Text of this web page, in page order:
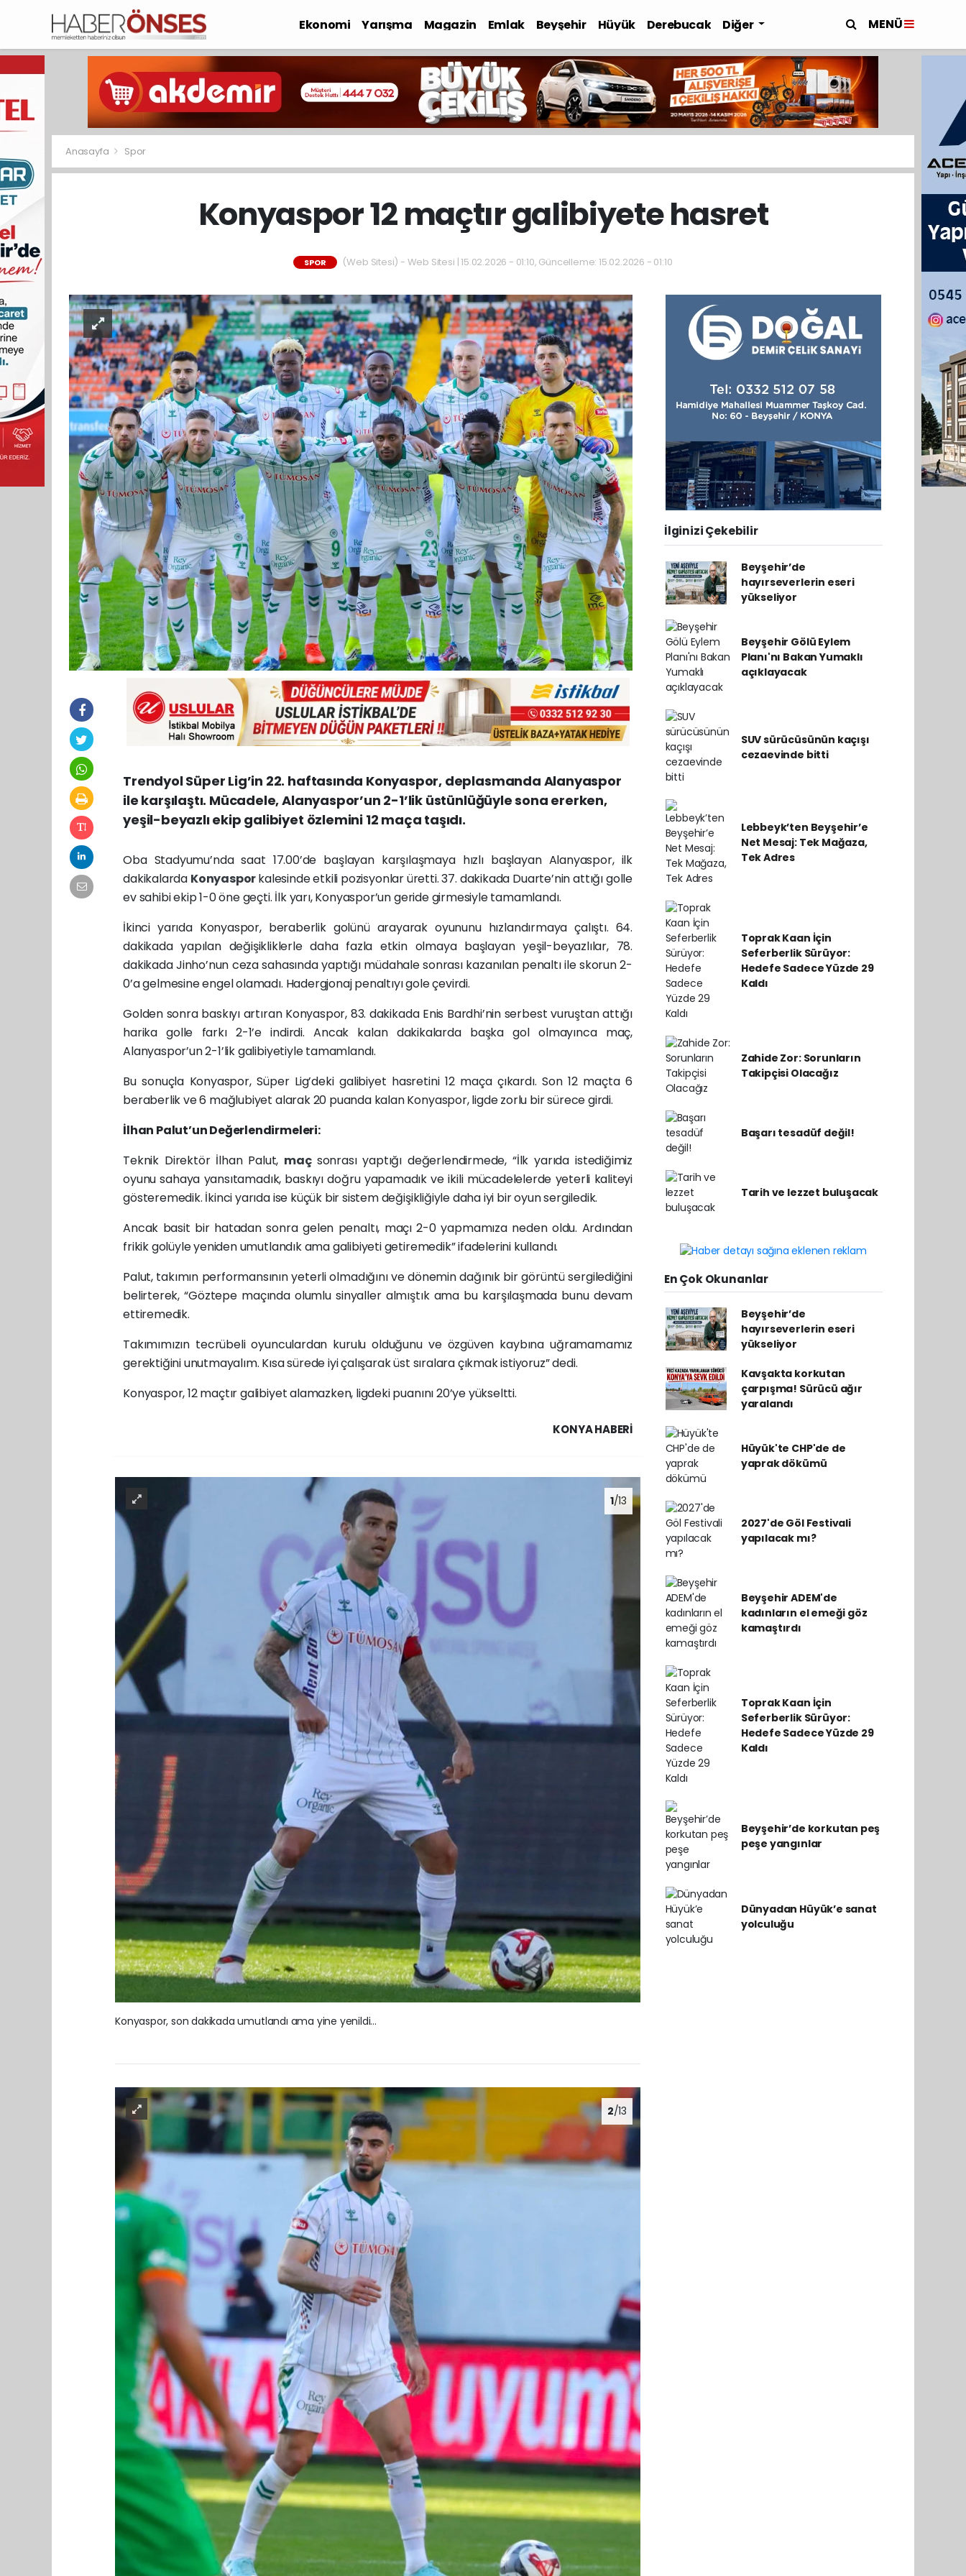
Ekonomi Yarışma Magazin Emlak Beyşehir Hüyük Derebucak Diğer MENÜ
Anasayfa Spor
Konyaspor 12 maçtır galibiyete hasret
SPOR (Web Sitesi) - Web Sitesi | 15.02.2026 - 01:10, Güncelleme: 15.02.2026 - 01:10
Trendyol Süper Lig’in 22. haftasında Konyaspor, deplasmanda Alanyaspor
ile karşılaştı. Mücadele, Alanyaspor’un 2-1’lik üstünlüğüyle sona ererken,
yeşil-beyazlı ekip galibiyet özlemini 12 maça taşıdı.
Oba Stadyumu’nda saat 17.00’de başlayan karşılaşmaya hızlı başlayan Alanyaspor, ilk
dakikalarda Konyasporkalesinde etkili pozisyonlar üretti. 37. dakikada Duarte’nin attığı golle
ev sahibi ekip 1-0 öne geçti. İlk yarı, Konyaspor’un geride girmesiyle tamamlandı.
İkinci yarıda Konyaspor, beraberlik golünü arayarak oyununu hızlandırmaya çalıştı. 64.
dakikada yapılan değişikliklerle daha fazla etkin olmaya başlayan yeşil-beyazlılar, 78.
dakikada Jinho’nun ceza sahasında yaptığı müdahale sonrası kazanılan penaltı ile skorun 2-
0’a gelmesine engel olamadı. Hadergjonaj penaltıyı gole çevirdi.
Golden sonra baskıyı artıran Konyaspor, 83. dakikada Enis Bardhi’nin serbest vuruştan attığı
harika golle farkı 2-1’e indirdi. Ancak kalan dakikalarda başka gol olmayınca maç,
Alanyaspor’un 2-1’lik galibiyetiyle tamamlandı.
Bu sonuçla Konyaspor, Süper Lig’deki galibiyet hasretini 12 maça çıkardı. Son 12 maçta 6
beraberlik ve 6 mağlubiyet alarak 20 puanda kalan Konyaspor, ligde zorlu bir sürece girdi.
İlhan Palut’un Değerlendirmeleri:
Teknik Direktör İlhan Palut, maç sonrası yaptığı değerlendirmede, “İlk yarıda istediğimiz
oyunu sahaya yansıtamadık, baskıyı doğru yapamadık ve ikili mücadelelerde yeterli kaliteyi
gösteremedik. İkinci yarıda ise küçük bir sistem değişikliğiyle daha iyi bir oyun sergiledik.
Ancak basit bir hatadan sonra gelen penaltı, maçı 2-0 yapmamıza neden oldu. Ardından
frikik golüyle yeniden umutlandık ama galibiyeti getiremedik” ifadelerini kullandı.
Palut, takımın performansının yeterli olmadığını ve dönemin dağınık bir görüntü sergilediğini
belirterek, “Göztepe maçında olumlu sinyaller almıştık ama bu karşılaşmada bunu devam
ettiremedik.
Takımımızın tecrübeli oyunculardan kurulu olduğunu ve özgüven kaybına uğramamamız
gerektiğini unutmayalım. Kısa sürede iyi çalışarak üst sıralara çıkmak istiyoruz” dedi.
Konyaspor, 12 maçtır galibiyet alamazken, ligdeki puanını 20’ye yükseltti.
KONYA HABERİ
1/13
Konyaspor, son dakikada umutlandı ama yine yenildi…
2/13
İlginizi Çekebilir
Beyşehir’de
hayırseverlerin eseri
yükseliyor
Beyşehir Gölü Eylem
Planı'nı Bakan Yumaklı
açıklayacak
SUV sürücüsünün kaçışı
cezaevinde bitti
Lebbeyk’ten Beyşehir’e
Net Mesaj: Tek Mağaza,
Tek Adres
Toprak Kaan İçin
Seferberlik Sürüyor:
Hedefe Sadece Yüzde 29
Kaldı
Zahide Zor: Sorunların
Takipçisi Olacağız
Başarı tesadüf değil!
Tarih ve lezzet buluşacak
En Çok Okunanlar
Beyşehir’de
hayırseverlerin eseri
yükseliyor
Kavşakta korkutan
çarpışma! Sürücü ağır
yaralandı
Hüyük'te CHP'de de
yaprak dökümü
2027'de Göl Festivali
yapılacak mı?
Beyşehir ADEM'de
kadınların el emeği göz
kamaştırdı
Toprak Kaan İçin
Seferberlik Sürüyor:
Hedefe Sadece Yüzde 29
Kaldı
Beyşehir’de korkutan peş
peşe yangınlar
Dünyadan Hüyük’e sanat
yolculuğu